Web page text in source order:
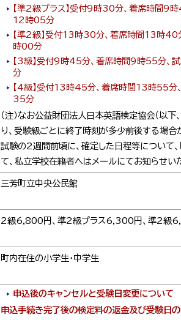
【準2級プラス】受付9時30分、着席時間9
12時05分
【準2級】受付13時30分、着席時間13時
時00分
【3級】受付9時45分、着席時間9時55分
分
【4級】受付13時45分、着席時間13時55
35分
（注）なお公益財団法人日本英語検定協会（以下
り、受験級ごとに終了時刻が多少前後する場合
試験の2週間前頃に、確定した日程等について
て、私立学校在籍者へはメールにてお知らせい
三芳町立中央公民館
2級6,800円、準2級プラス6,300円、準2級
町内在住の小学生・中学生
申込後のキャンセルと受験日変更について
申込手続き完了後の検定料の返金及び受験日の